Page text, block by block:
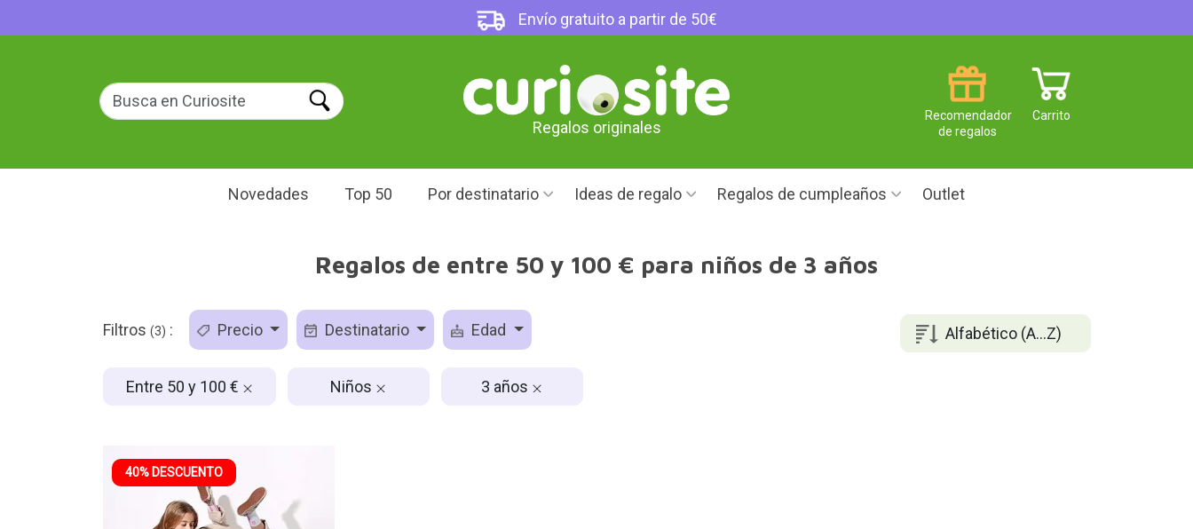
Envío gratuito a partir de 50€
Regalos originales
Carrito
Recomendador
de regalos
Novedades Top 50 Por destinatario Ideas de regalo Regalos de cumpleaños Outlet
Regalos de entre 50 y 100 € para niños de 3 años
Alfabético (A...Z)
Filtros (3) : Precio Destinatario Edad
Entre 50 y 100 € Niños 3 años
40% DESCUENTO